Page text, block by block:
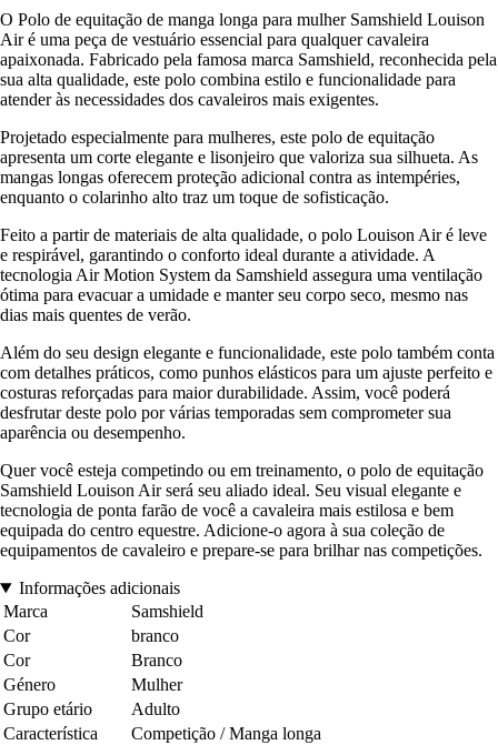
O Polo de equitação de manga longa para mulher Samshield Louison
Air é uma peça de vestuário essencial para qualquer cavaleira
apaixonada. Fabricado pela famosa marca Samshield, reconhecida pela
sua alta qualidade, este polo combina estilo e funcionalidade para
atender às necessidades dos cavaleiros mais exigentes.
Projetado especialmente para mulheres, este polo de equitação
apresenta um corte elegante e lisonjeiro que valoriza sua silhueta. As
mangas longas oferecem proteção adicional contra as intempéries,
enquanto o colarinho alto traz um toque de sofisticação.
Feito a partir de materiais de alta qualidade, o polo Louison Air é leve
e respirável, garantindo o conforto ideal durante a atividade. A
tecnologia Air Motion System da Samshield assegura uma ventilação
ótima para evacuar a umidade e manter seu corpo seco, mesmo nas
dias mais quentes de verão.
Além do seu design elegante e funcionalidade, este polo também conta
com detalhes práticos, como punhos elásticos para um ajuste perfeito e
costuras reforçadas para maior durabilidade. Assim, você poderá
desfrutar deste polo por várias temporadas sem comprometer sua
aparência ou desempenho.
Quer você esteja competindo ou em treinamento, o polo de equitação
Samshield Louison Air será seu aliado ideal. Seu visual elegante e
tecnologia de ponta farão de você a cavaleira mais estilosa e bem
equipada do centro equestre. Adicione-o agora à sua coleção de
equipamentos de cavaleiro e prepare-se para brilhar nas competições.
Informações adicionais
Marca
Samshield
Cor
branco
Cor
Branco
Género
Mulher
Grupo etário
Adulto
Característica
Competição / Manga longa